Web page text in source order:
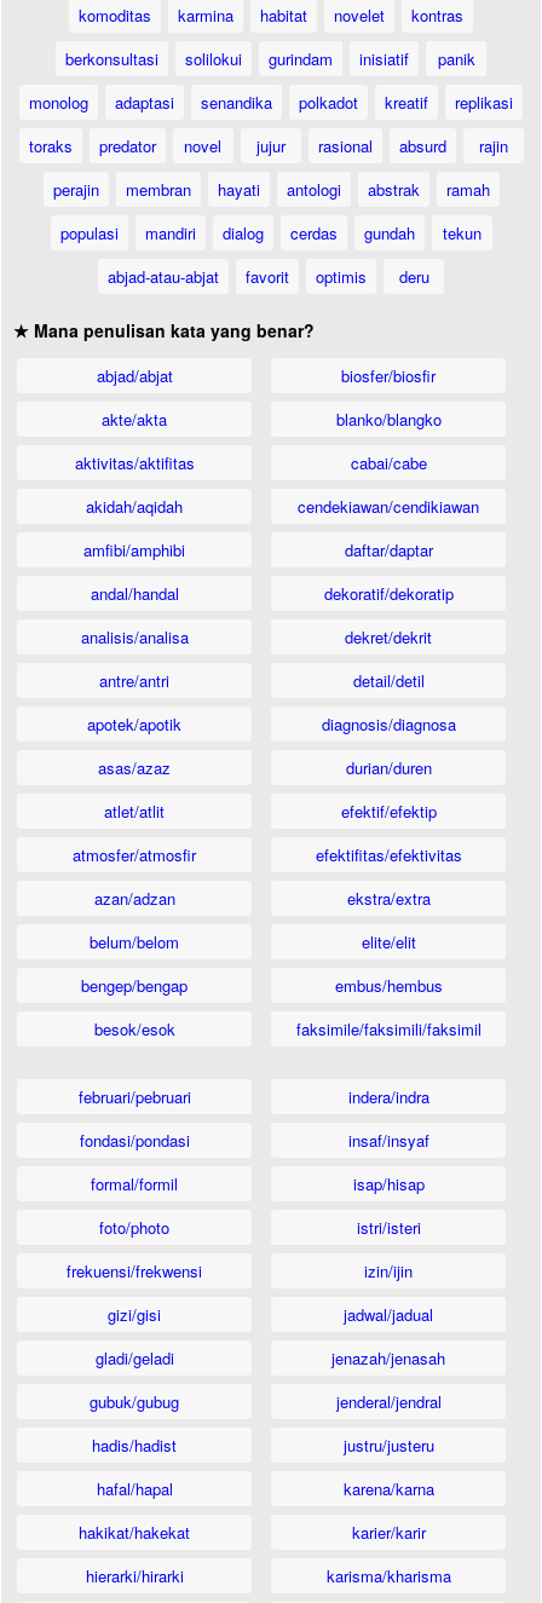
komoditas
karmina habitat novelet
kontras
berkonsultasi
solilokui gurindam inisiatif
panik
monolog
adaptasi senandika polkadot kreatif
replikasi
toraks
predator novel jujur rasional absurd
rajin
perajin
membran hayati antologi abstrak
ramah
populasi
mandiri dialog cerdas gundah
tekun
abjad-atau-abjat
favorit optimis deru
★ Mana penulisan kata yang benar?
abjad/abjat
akte/akta
aktivitas/aktifitas
akidah/aqidah
amfibi/amphibi
andal/handal
analisis/analisa
antre/antri
apotek/apotik
asas/azaz
atlet/atlit
atmosfer/atmosfir
azan/adzan
belum/belom
bengep/bengap
besok/esok
biosfer/biosfir
blanko/blangko
cabai/cabe
cendekiawan/cendikiawan
daftar/daptar
dekoratif/dekoratip
dekret/dekrit
detail/detil
diagnosis/diagnosa
durian/duren
efektif/efektip
efektifitas/efektivitas
ekstra/extra
elite/elit
embus/hembus
faksimile/faksimili/faksimil
februari/pebruari
fondasi/pondasi
formal/formil
foto/photo
frekuensi/frekwensi
gizi/gisi
gladi/geladi
gubuk/gubug
hadis/hadist
hafal/hapal
hakikat/hakekat
hierarki/hirarki
indera/indra
insaf/insyaf
isap/hisap
istri/isteri
izin/ijin
jadwal/jadual
jenazah/jenasah
jenderal/jendral
justru/justeru
karena/karna
karier/karir
karisma/kharisma